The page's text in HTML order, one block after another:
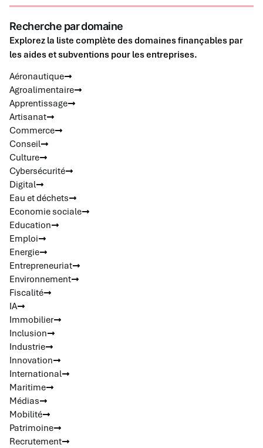
Recherche par domaine
Explorez la liste complète des domaines finançables par
les aides et subventions pour les entreprises.
Aéronautique
Agroalimentaire
Apprentissage
Artisanat
Commerce
Conseil
Culture
Cybersécurité
Digital
Eau et déchets
Economie sociale
Education
Emploi
Energie
Entrepreneuriat
Environnement
Fiscalité
IA
Immobilier
Inclusion
Industrie
Innovation
International
Maritime
Médias
Mobilité
Patrimoine
Recrutement